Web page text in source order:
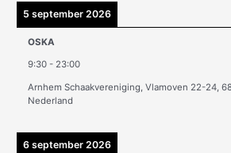
5 september 2026
OSKA
9:30 - 23:00
Arnhem Schaakvereniging, Vlamoven 22-24,
Nederland
6 september 2026